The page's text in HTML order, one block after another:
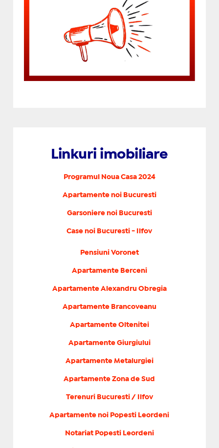
Linkuri imobiliare
Programul Noua Casa 2024
Apartamente noi Bucuresti
Garsoniere noi Bucuresti
Case noi Bucuresti - Ilfov
Pensiuni Voronet
Apartamente Berceni
Apartamente Alexandru Obregia
Apartamente Brancoveanu
Apartamente Oltenitei
Apartamente Giurgiului
Apartamente Metalurgiei
Apartamente Zona de Sud
Terenuri Bucuresti / Ilfov
Apartamente noi Popesti Leordeni
Notariat Popesti Leordeni